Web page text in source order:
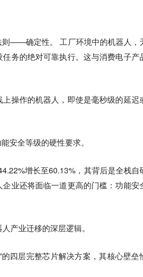
则——确定性。 工厂环境中的机器人，
务的绝对可靠执行。这与消费电子产
操作的机器人，即使是毫秒级的延迟
安全等级的硬性要求。
增长至60.13%，其背后是全栈自
业还将面临一道更高的门槛：功能安
产业迁移的深层逻辑。
四层完整芯片解决方案，其核心壁垒